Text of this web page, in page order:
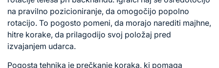
na pravilno pozicioniranje, da omogočijo popolno
rotacijo. To pogosto pomeni, da morajo narediti majhne,
hitre korake, da prilagodijo svoj položaj pred
izvajanjem udarca.
Pogosta tehnika je prečkanje koraka, ki pomaga